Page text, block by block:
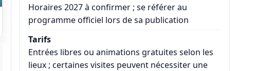
Horaires 2027 à confirmer ; se référer au
programme officiel lors de sa publication
Tarifs
Entrées libres ou animations gratuites selon les
lieux ; certaines visites peuvent nécessiter une